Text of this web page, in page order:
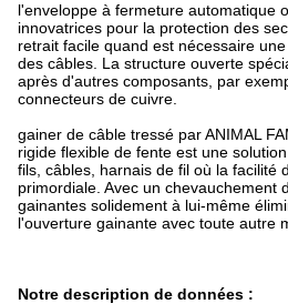
l'enveloppe à fermeture automatique
innovatrices pour la protection des
retrait facile quand est nécessaire
des câbles. La structure ouverte
après d'autres composants, par
connecteurs de cuivre.
gainer de câble tressé par ANIMAL
rigide flexible de fente est une
fils, câbles, harnais de fil où la facilité
primordiale. Avec un chevauchement
gainantes solidement à lui-même
l'ouverture gainante avec toute autre
Notre description de données :